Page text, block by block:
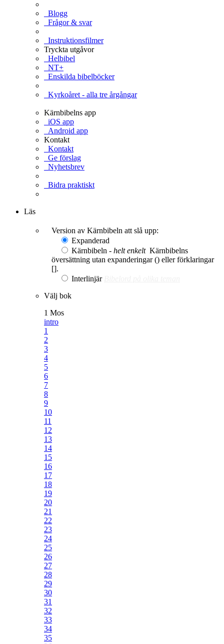
Blogg
Frågor & svar
Instruktionsfilmer
Tryckta utgåvor
Helbibel
NT+
Enskilda bibelböcker
Kyrkoåret - alla tre årgångar
Kärnbibelns app
iOS app
Android app
Kontakt
Kontakt
Ge förslag
Nyhetsbrev
Bidra praktiskt
Läs
Version av Kärnbibeln att slå upp:
Expanderad
Kärnbibeln - helt enkelt Kärnbibelns
översättning utan expanderingar () eller förklaringar
[].
Interlinjär
Välj bok
1 Mos
intro
1
2
3
4
5
6
7
8
9
10
11
12
13
14
15
16
17
18
19
20
21
22
23
24
25
26
27
28
29
30
31
32
33
34
35